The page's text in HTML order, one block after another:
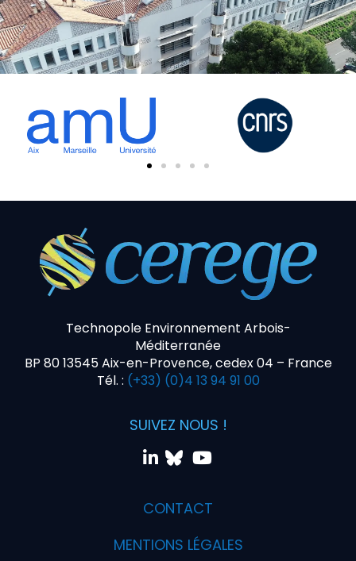
Technopole Environnement Arbois-
Méditerranée
BP 80 13545 Aix-en-Provence, cedex 04 – France
Tél. : (+33) (0)4 13 94 91 00
SUIVEZ NOUS !
CONTACT
MENTIONS LÉGALES